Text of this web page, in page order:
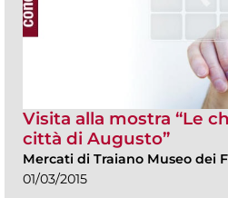
Visita alla mostra “Le
città di Augusto”
Mercati di Traiano Museo dei
01/03/2015